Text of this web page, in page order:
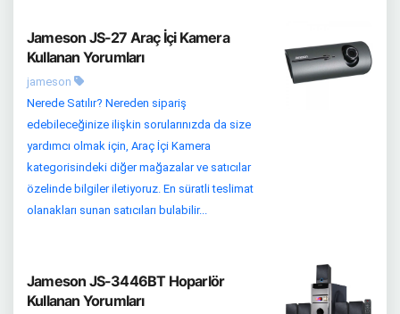
Jameson JS-27 Araç İçi Kamera
Kullanan Yorumları
jameson
Nerede Satılır? Nereden sipariş
edebileceğinize ilişkin sorularınızda da size
yardımcı olmak için, Araç İçi Kamera
kategorisindeki diğer mağazalar ve satıcılar
özelinde bilgiler iletiyoruz. En süratli teslimat
olanakları sunan satıcıları bulabilir...
Jameson JS-3446BT Hoparlör
Kullanan Yorumları